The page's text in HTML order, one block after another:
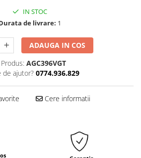
IN STOC
de livrare: 1
ADAUGA IN COS
AGC396VGT
de ajutor? 0774.936.829
Cere informatii